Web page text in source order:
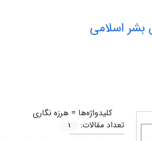
بشر اسلامی
کلیدواژه‌ها = هرزه نگاری
تعداد مقالات:
1